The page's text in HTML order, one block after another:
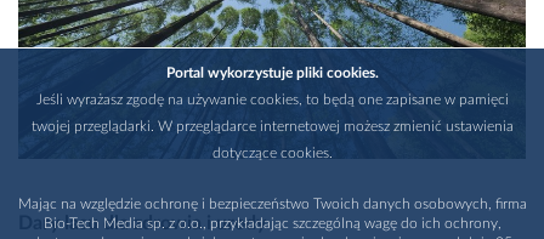
Dary lasu dla zdrowia i urody
Portal wykorzystuje pliki cookies.
Jeśli wyrażasz zgodę na używanie cookies, to będą one zapisane w pamięci
twojej przeglądarki. W przeglądarce internetowej możesz zmienić ustawienia
dotyczące cookies.
Mając na względzie ochronę i bezpieczeństwo Twoich danych osobowych, firma
Bio-Tech Media sp. z o.o., przykładając szczególną wagę do ich ochrony,